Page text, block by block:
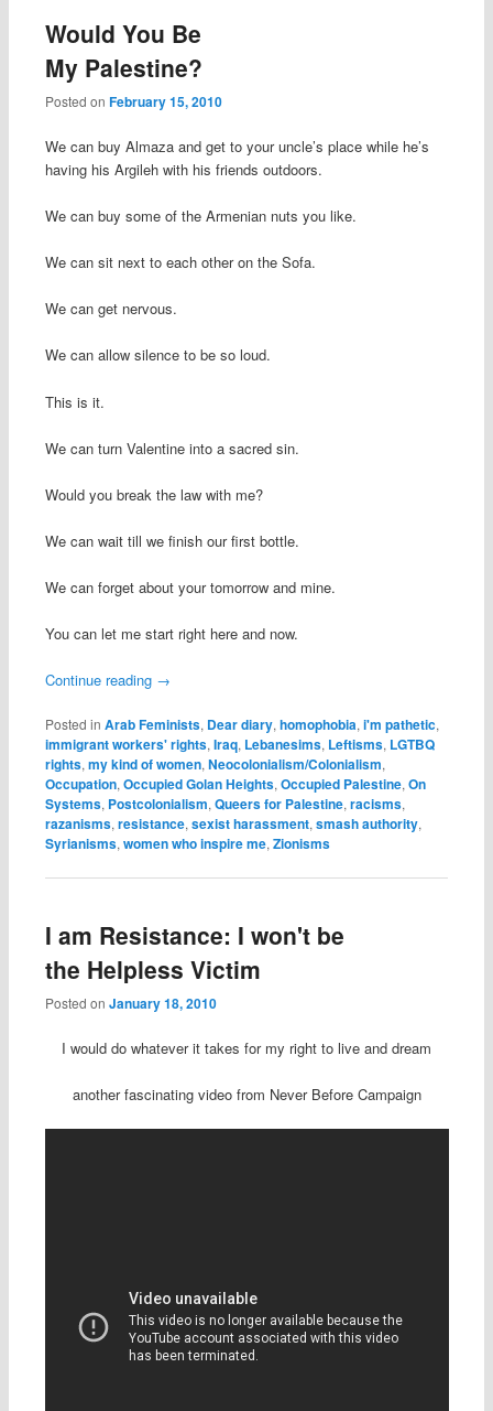
Would You Be
My Palestine?
Posted on February 15, 2010
We can buy Almaza and get to your uncle’s place while he’s
having his Argileh with his friends outdoors.
We can buy some of the Armenian nuts you like.
We can sit next to each other on the Sofa.
We can get nervous.
We can allow silence to be so loud.
This is it.
We can turn Valentine into a sacred sin.
Would you break the law with me?
We can wait till we finish our first bottle.
We can forget about your tomorrow and mine.
You can let me start right here and now.
Continue reading →
Posted in Arab Feminists, Dear diary,homophobia,i'm pathetic,
immigrant workers' rights,Iraq, Lebanesims, Leftisms, LGTBQ
rights,my kind of women,Neocolonialism/Colonialism,
Occupation,Occupied Golan Heights,Occupied Palestine,On
Systems, Postcolonialism,Queers for Palestine,racisms,
razanisms,resistance,sexist harassment,smash authority,
Syrianisms,women who inspire me,Zionisms
I am Resistance: I won't be
the Helpless Victim
Posted on January 18, 2010
I would do whatever it takes for my right to live and dream
another fascinating video from Never Before Campaign